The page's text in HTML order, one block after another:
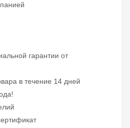
гарантии от
в течение 14 дней